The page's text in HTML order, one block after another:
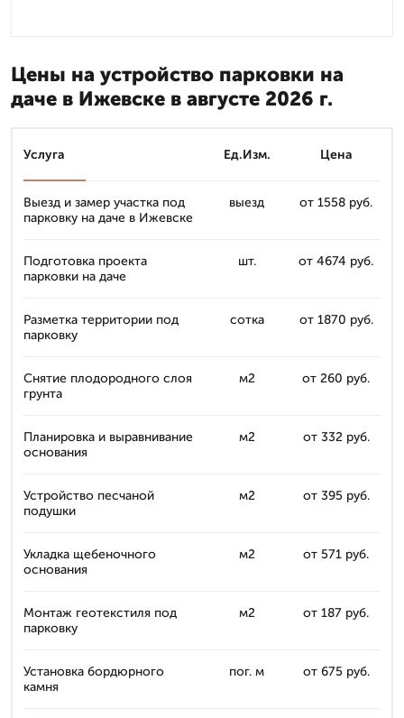
Цены на устройство парковки на
даче в Ижевске в августе 2026 г.
Услуга Ед.Изм. Цена
Выезд и замер участка под
парковку на даче в Ижевске
выезд от 1558 руб.
Подготовка проекта
парковки на даче
шт. от 4674 руб.
Разметка территории под
парковку
сотка от 1870 руб.
Снятие плодородного слоя
грунта
м2 от 260 руб.
Планировка и выравнивание
основания
м2 от 332 руб.
Устройство песчаной
подушки
м2 от 395 руб.
Укладка щебеночного
основания
м2 от 571 руб.
Монтаж геотекстиля под
парковку
м2 от 187 руб.
Установка бордюрного
камня
пог. м от 675 руб.